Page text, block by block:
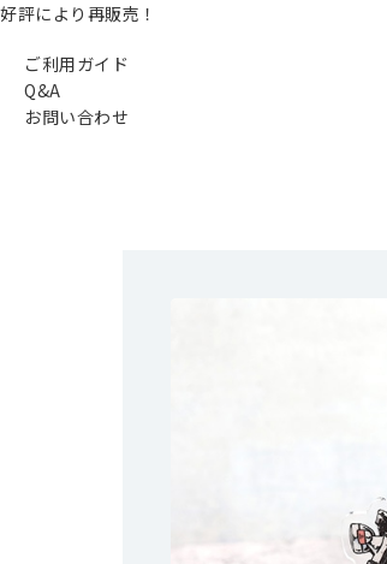
好評により再販売！
ご利用ガイド
Q&A
お問い合わせ